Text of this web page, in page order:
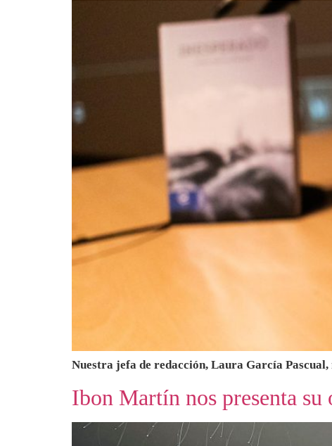
Nuestra jefa de redacción, Laura García
Ibon Martín nos presenta